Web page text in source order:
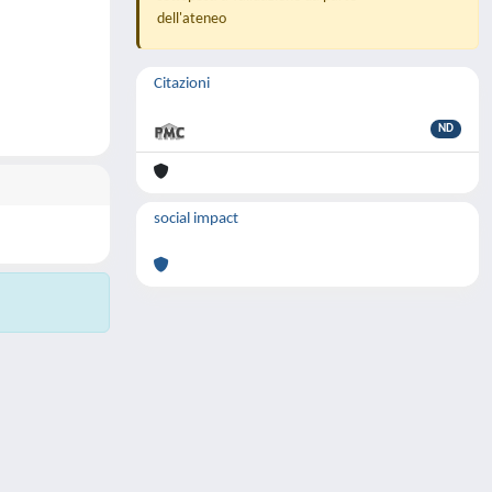
dell'ateneo
Citazioni
ND
social impact